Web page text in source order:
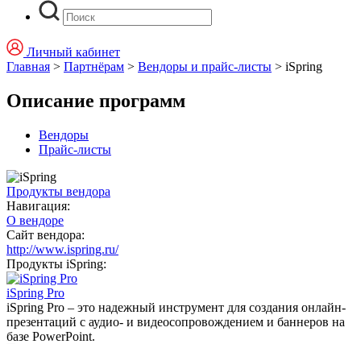
Личный кабинет
Главная > Партнёрам > Вендоры и прайс-листы > iSpring
Описание программ
Вендоры
Прайс-листы
Продукты вендора
Навигация:
О вендоре
Сайт вендора:
http://www.ispring.ru/
Продукты iSpring:
iSpring Pro
iSpring Pro – это надежный инструмент для создания онлайн-
презентаций с аудио- и видеосопровождением и баннеров на
базе PowerPoint.